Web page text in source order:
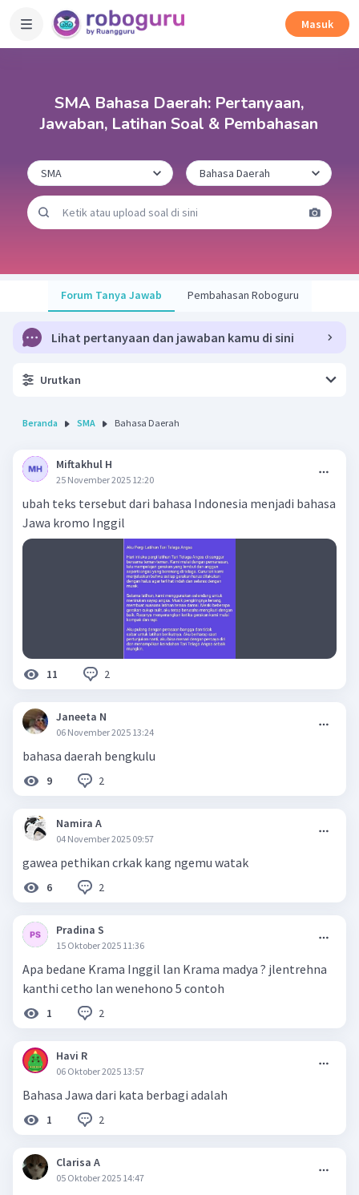
Masuk
SMA Bahasa Daerah: Pertanyaan,
Jawaban, Latihan Soal & Pembahasan
Forum Tanya Jawab Pembahasan Roboguru
Lihat pertanyaan dan jawaban kamu di sini
Urutkan
Beranda SMA Bahasa Daerah
Miftakhul H
25 November 2025 12:20
ubah teks tersebut dari bahasa Indonesia menjadi bahasa
Jawa kromo Inggil
11 2
Janeeta N
06 November 2025 13:24
bahasa daerah bengkulu
9 2
Namira A
04 November 2025 09:57
gawea pethikan crkak kang ngemu watak
6 2
Pradina S
15 Oktober 2025 11:36
Apa bedane Krama Inggil lan Krama madya ? jlentrehna
kanthi cetho lan wenehono 5 contoh
1 2
Havi R
06 Oktober 2025 13:57
Bahasa Jawa dari kata berbagi adalah
1 2
Clarisa A
05 Oktober 2025 14:47